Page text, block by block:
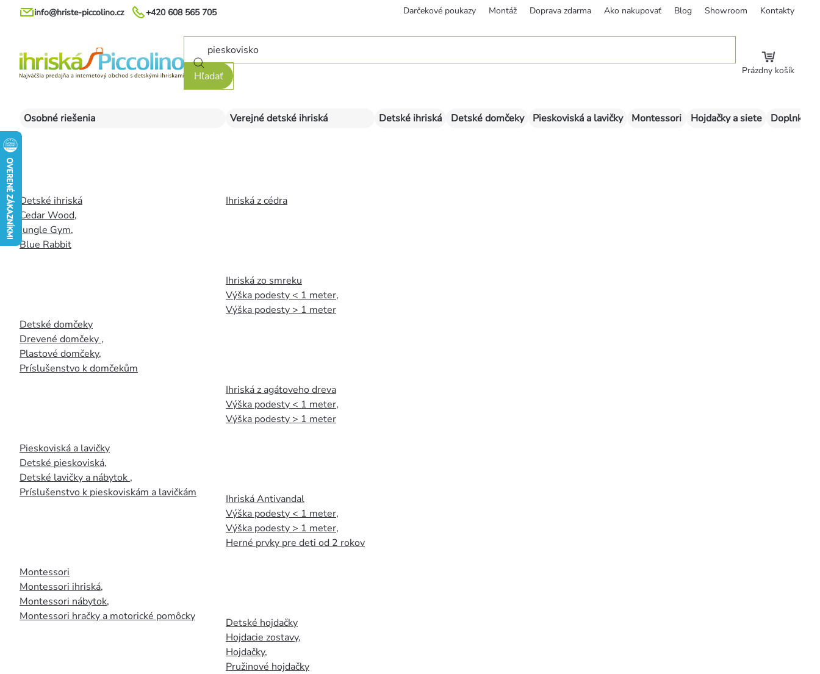
Prejsť
+420 608 565 705
info@hriste-piccolino.cz Darčekové poukazy Montáž Doprava zdarma Ako nakupovať Blog Showroom Kontakty
Hľadať Prázdny košík
Osobné riešenia
Detské ihriská
Cedar Wood,
Jungle Gym,
Blue Rabbit
Detské domčeky
Drevené domčeky ,
Plastové domčeky,
Príslušenstvo k domčekům
Pieskoviská a lavičky
Detské pieskoviská,
Detské lavičky a nábytok ,
Príslušenstvo k pieskoviskám a lavičkám
Montessori
Montessori ihriská,
Montessori nábytok,
Montessori hračky a motorické pomôcky
Verejné detské ihriská
Ihriská z cédra
Ihriská zo smreku
Výška podesty < 1 meter,
Výška podesty > 1 meter
Ihriská z agátoveho dreva
Výška podesty < 1 meter,
Výška podesty > 1 meter
Ihriská Antivandal
Výška podesty < 1 meter,
Výška podesty > 1 meter,
Herné prvky pre deti od 2 rokov
Detské hojdačky
Hojdacie zostavy,
Hojdačky,
Pružinové hojdačky
Detské ihriská Detské domčeky Pieskoviská a lavičky Montessori Hojdačky a siete Doplnky